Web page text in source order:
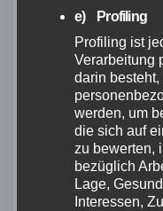
Quick Rack
Sekunden
befestigt
Fahrrädern
Egal, ob
Road- oder
Quick Rack
e) Profiling
Profiling ist
Verarbeitung
darin
werden, um
die sich auf
zu bewerten,
bezüglich
Lage,
Interessen,